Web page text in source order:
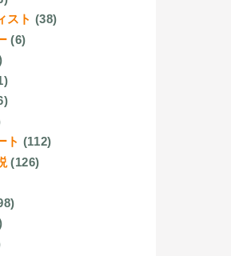
スト (38)
(6)
ト (112)
(126)